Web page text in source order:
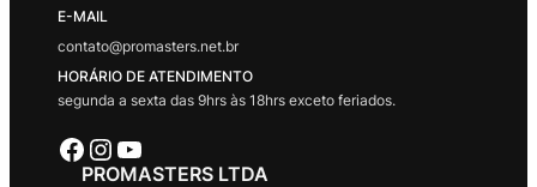
E-MAIL
contato@promasters.net.br
HORÁRIO DE ATENDIMENTO
segunda a sexta das 9hrs às 18hrs exceto feriados.
Facebook Instagram Youtube
PROMASTERS LTDA